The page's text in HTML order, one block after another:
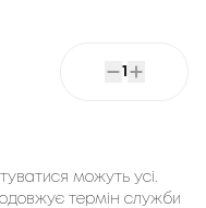
1
можуть усі.
термін служби